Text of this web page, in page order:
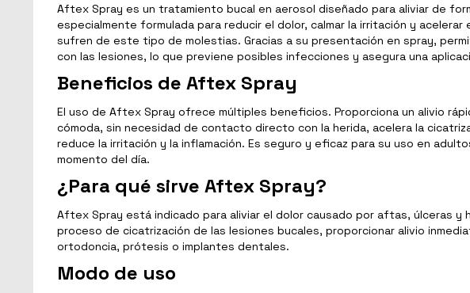
Aftex Spray es un tratamiento bucal en aerosol diseñado para aliviar de
especialmente formulada para reducir el dolor, calmar la irritación y
sufren de este tipo de molestias. Gracias a su presentación en spray,
con las lesiones, lo que previene posibles infecciones y asegura una
Beneficios de Aftex Spray
El uso de Aftex Spray ofrece múltiples beneficios. Proporciona un alivio
cómoda, sin necesidad de contacto directo con la herida, acelera la
reduce la irritación y la inflamación. Es seguro y eficaz para su uso en
momento del día.
¿Para qué sirve Aftex Spray?
Aftex Spray está indicado para aliviar el dolor causado por aftas, úlceras y
proceso de cicatrización de las lesiones bucales, proporcionar alivio
ortodoncia, prótesis o implantes dentales.
Modo de uso